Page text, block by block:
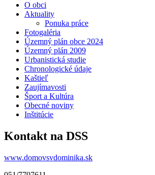
O obci
Aktuality
Ponuka práce
Fotogaléria
Územný plán obce 2024
Územný plán 2009
Urbanistická studie
Chronologické údaje
Kaštieľ
Zaujímavosti
Šport a Kultúra
Obecné noviny
Inštitúcie
Kontakt na DSS
www.domovsvdominika.sk